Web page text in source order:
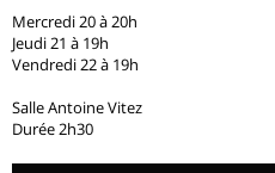
Mercredi 20 à 20h
Jeudi 21 à 19h
Vendredi 22 à 19h
Salle Antoine Vitez
Durée 2h30